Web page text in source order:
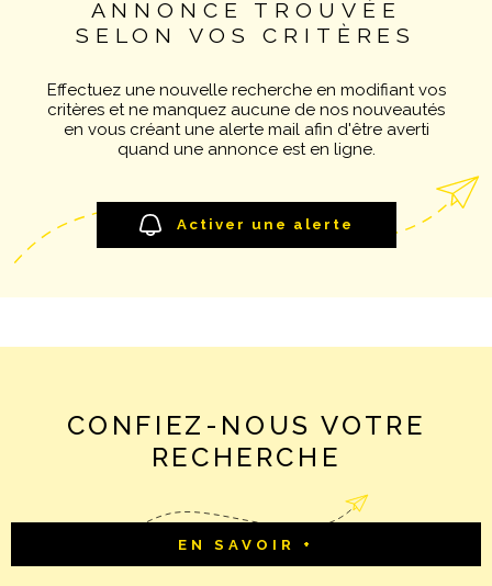
NOTRE
CONTACT
ANNONCE TROUVÉE
SELON VOS CRITÈRES
Effectuez une nouvelle recherche en modifiant vos
critères et ne manquez aucune de nos nouveautés
en vous créant une alerte mail afin d'être averti
quand une annonce est en ligne.
Activer une alerte
CONFIEZ-NOUS VOTRE
RECHERCHE
EN SAVOIR +
Pièces
RÉFÉRENCE
Piscine
Parking
Terrasse
RECHERCHER